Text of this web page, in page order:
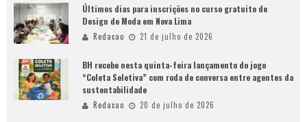
Últimos dias para inscrições no curso gratuito de
Design de Moda em Nova Lima
Redacao 21 de julho de 2026
BH recebe nesta quinta-feira lançamento do jogo
“Coleta Seletiva” com roda de conversa entre agentes da
sustentabilidade
Redacao 20 de julho de 2026